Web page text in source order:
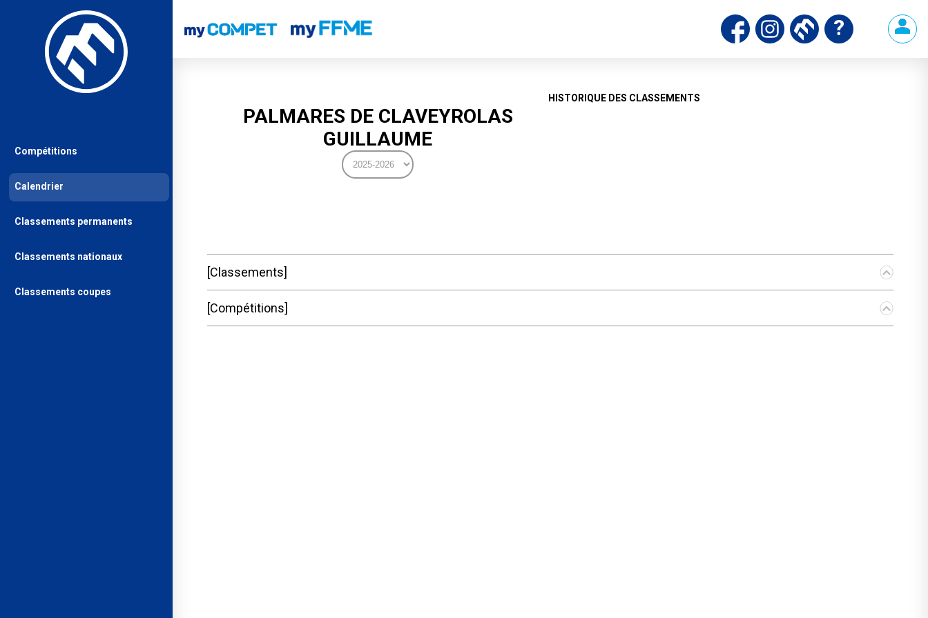
PALMARES DE CLAVEYROLAS
GUILLAUME
HISTORIQUE DES CLASSEMENTS
Classements
Compétitions
Compétitions
Calendrier
Classements permanents
Classements nationaux
Classements coupes